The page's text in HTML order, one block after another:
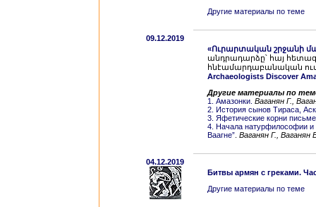
Другие материалы по теме
09.12.2019
«Ուրարտական շրջանի
անդրադարձը՝ հայ
հնէամարդաբանական
Archaeologists Discover
Другие материалы по
1. Амазонки. Ваганян Г.,
2. История сынов Тираса,
3. Яфетические корни
4. Начала натурфилософии и
Ваагне” Ваганян Г., Ваганян
04.12.2019
Битвы армян с греками.
Другие материалы по теме